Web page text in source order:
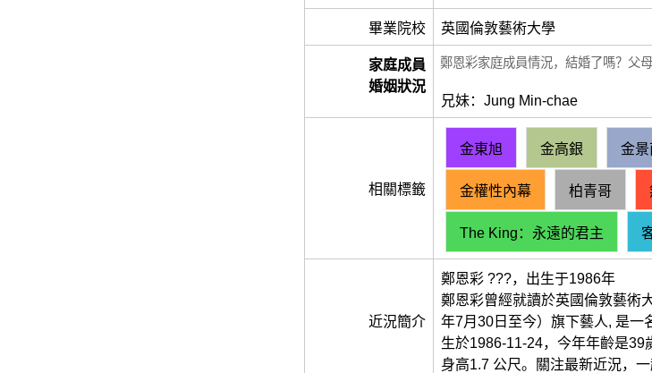
畢業院校 英國倫敦藝術大學
家庭成員
婚姻狀況
鄭恩彩家庭成員情況，結婚了嗎？父
兄妹：Jung Min-chae
相關標籤
金東旭 金高銀 金景
金權性內幕 柏青哥
The King：永遠的君主
近況簡介
鄭恩彩 ???，出生于1986年
鄭恩彩曾經就讀於英國倫敦藝術
年7月30日至今）旗下藝人, 是一
生於1986-11-24，今年年齡是
身高1.7 公尺。關注最新近況，一